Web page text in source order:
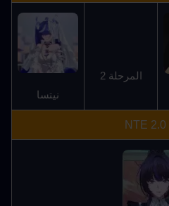
المرحلة 2
نيتسا